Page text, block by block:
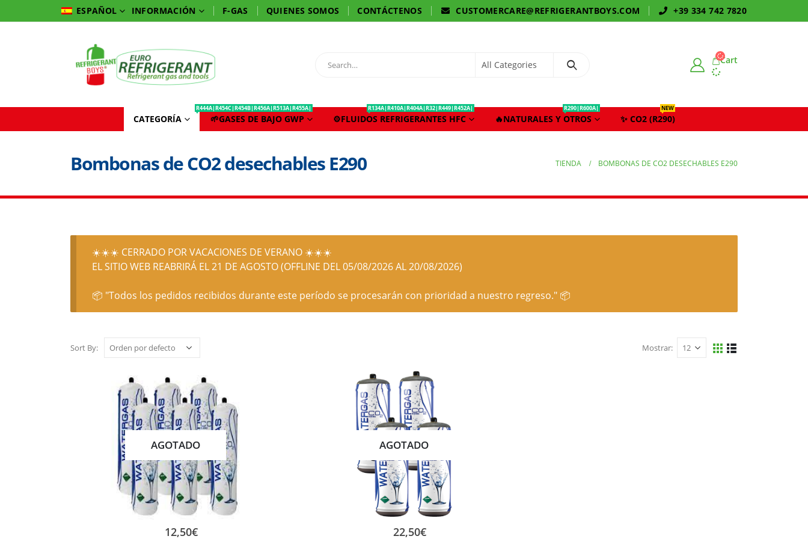
ESPAÑOL INFORMACIÓN F-GAS QUIENES SOMOS CONTÁCTENOS CUSTOMERCARE@REFRIGERANTBOYS.COM +39 334 742 7820
Cart
CATEGORÍA 🌱GASES DE BAJO GWP
R444A|R454C|R454B|R456A|R513A|R455A|
⚙️FLUIDOS REFRIGERANTES HFC
R134A|R410A|R404A|R32|R449|R452A|
🔥NATURALES Y OTROS
R290|R600A|
✨ CO2 (R290)
NEW
Bombonas de CO2 desechables E290 TIENDA BOMBONAS DE CO2 DESECHABLES E290
☀️☀️☀️ CERRADO POR VACACIONES DE VERANO ☀️☀️☀️
EL SITIO WEB REABRIRÁ EL 21 DE AGOSTO (OFFLINE DEL 05/08/2026 AL 20/08/2026)
📦 "Todos los pedidos recibidos durante este período se procesarán con prioridad a nuestro regreso." 📦
Sort By: Mostrar:
AGOTADO
12,50€
AGOTADO
22,50€